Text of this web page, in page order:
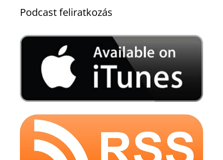
Podcast feliratkozás